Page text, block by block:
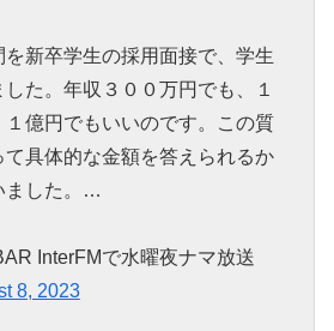
新卒学生の採用面接で、学生
た。年収３００万円でも、１
１億円でもいいのです。この質
て具体的な金額を答えられるか
ました。…
InterFMで水曜夜ナマ放送
8, 2023